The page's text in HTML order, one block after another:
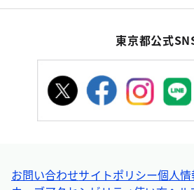
東京都公式
お問い合わせサイトポリシー個人